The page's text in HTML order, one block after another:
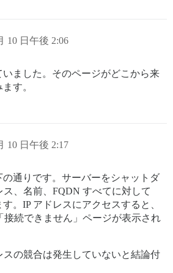
10 日午後 2:06
ました。そのページがどこから来
す。
10 日午後 2:17
通りです。サーバーをシャットダ
ス、名前、FQDN すべてに対して
。IP アドレスにアクセスすると、
接続できません」ページが表示され
スの競合は発生していないと結論付